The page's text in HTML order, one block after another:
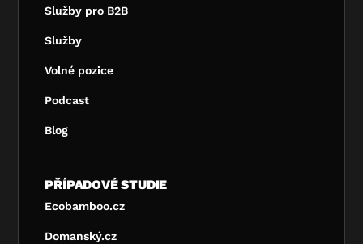
Služby pro B2B
Služby
Volné pozice
Podcast
Blog
PŘÍPADOVÉ STUDIE
Ecobamboo.cz
Domanský.cz